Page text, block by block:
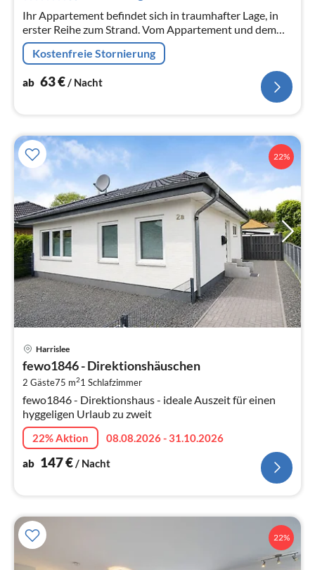
Ihr Appartement befindet sich in traumhafter Lage, in
erster Reihe zum Strand. Vom Appartement und dem
Balkon haben Sie einen tollen Blick auf die Flensburger
Förde.
Kostenfreie Stornierung
ab 63€/ Nacht
22%
Harrislee
fewo1846 - Direktionshäuschen
2 Gäste75 m21 Schlafzimmer
fewo1846 - Direktionshaus - ideale Auszeit für einen
hyggeligen Urlaub zu zweit
22% Aktion
08.08.2026 - 31.10.2026
ab 147€/ Nacht
22%